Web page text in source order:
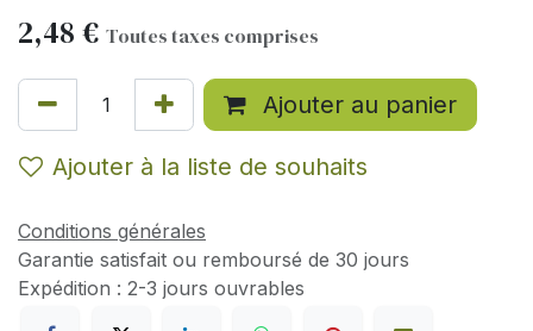
2,48 € Toutes taxes comprises
Ajouter au panier
Ajouter à la liste de souhaits
Conditions générales
Garantie satisfait ou remboursé de 30 jours
Expédition : 2-3 jours ouvrables